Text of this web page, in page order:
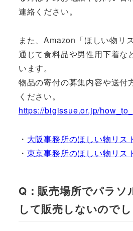
連絡ください。
また、Amazon「ほしい物リ
通じて食料品や男性用下着な
います。
物品の寄付の募集内容や送付
ください。
https://bigissue.or.jp/
・ 大阪事務所のほしい物リス
・ 東京事務所のほしい物リス
Q：販売場所でパラソ
して販売しないので